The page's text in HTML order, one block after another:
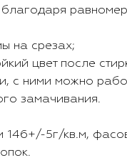
благодаря
на срезах;
цвет после
с ними можно
замачивания.
146+/-5г/кв.м,